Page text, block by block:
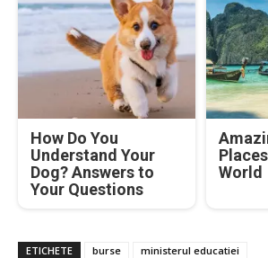
How Do You
Understand Your
Dog? Answers to
Your Questions
World
ETICHETE burse ministerul educatiei